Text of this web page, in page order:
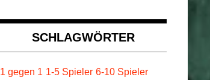
SCHLAGWÖRTER
1 gegen 1 1-5 Spieler 6-10 Spieler